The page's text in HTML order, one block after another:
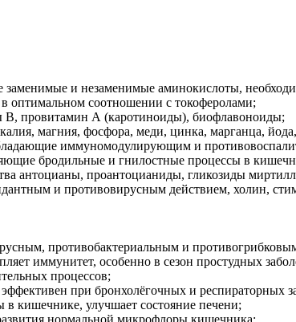
и незаменимые аминокислоты,
соотношении с токоферолами;
провитамин А (каротиноиды), биофлавоноиды;
магния, фосфора, меди, цинка, марганца, йода,
иммуномодулирующим и
бродильные и гнилостные процессы в
антоцианы, проантоцианиды, гликозиды
и противовирусным действием, холин,
противобактериальным и
иммунитет, особенно в сезон простудных
процессов;
при бронхолёгочных и респираторных
в кишечнике, улучшает состояние печени;
нормальной микрофлоры кишечника;